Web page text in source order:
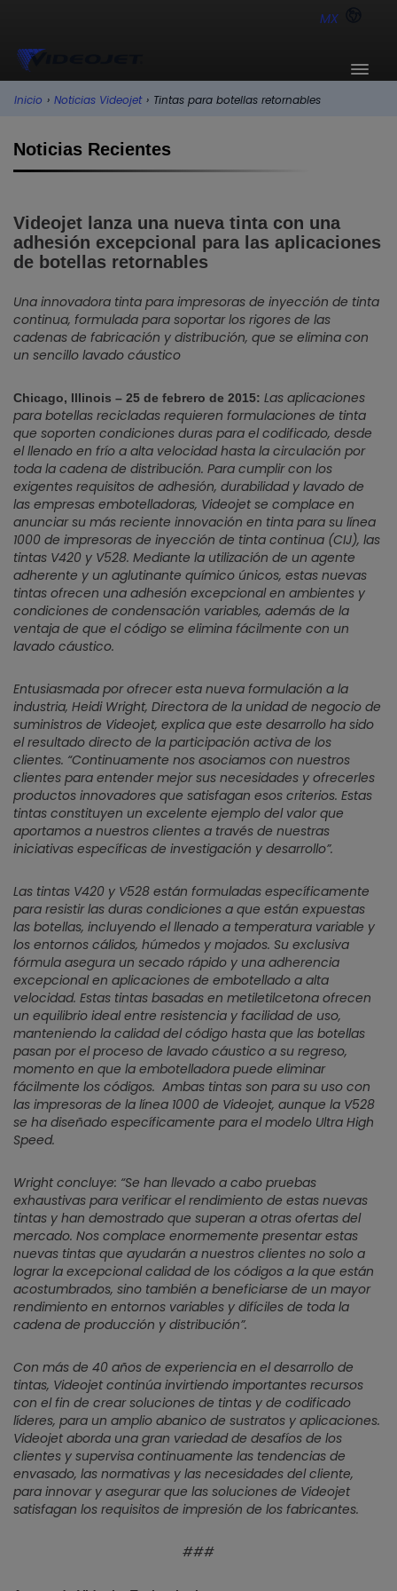
MX
Inicio › Noticias Videojet › Tintas para botellas retornables
Noticias Recientes
Videojet lanza una nueva tinta con una
adhesión excepcional para las aplicaciones
de botellas retornables
Una innovadora tinta para impresoras de inyección de tinta
continua, formulada para soportar los rigores de las
cadenas de fabricación y distribución, que se elimina con
un sencillo lavado cáustico
Chicago, Illinois – 25 de febrero de 2015: Las aplicaciones
para botellas recicladas requieren formulaciones de tinta
que soporten condiciones duras para el codificado, desde
el llenado en frío a alta velocidad hasta la circulación por
toda la cadena de distribución. Para cumplir con los
exigentes requisitos de adhesión, durabilidad y lavado de
las empresas embotelladoras, Videojet se complace en
anunciar su más reciente innovación en tinta para su línea
1000 de impresoras de inyección de tinta continua (CIJ), las
tintas V420 y V528. Mediante la utilización de un agente
adherente y un aglutinante químico únicos, estas nuevas
tintas ofrecen una adhesión excepcional en ambientes y
condiciones de condensación variables, además de la
ventaja de que el código se elimina fácilmente con un
lavado cáustico.
Entusiasmada por ofrecer esta nueva formulación a la
industria, Heidi Wright, Directora de la unidad de negocio de
suministros de Videojet, explica que este desarrollo ha sido
el resultado directo de la participación activa de los
clientes. “Continuamente nos asociamos con nuestros
clientes para entender mejor sus necesidades y ofrecerles
productos innovadores que satisfagan esos criterios. Estas
tintas constituyen un excelente ejemplo del valor que
aportamos a nuestros clientes a través de nuestras
iniciativas específicas de investigación y desarrollo”.
Las tintas V420 y V528 están formuladas específicamente
para resistir las duras condiciones a que están expuestas
las botellas, incluyendo el llenado a temperatura variable y
los entornos cálidos, húmedos y mojados. Su exclusiva
fórmula asegura un secado rápido y una adherencia
excepcional en aplicaciones de embotellado a alta
velocidad. Estas tintas basadas en metiletilcetona ofrecen
un equilibrio ideal entre resistencia y facilidad de uso,
manteniendo la calidad del código hasta que las botellas
pasan por el proceso de lavado cáustico a su regreso,
momento en que la embotelladora puede eliminar
fácilmente los códigos. Ambas tintas son para su uso con
las impresoras de la línea 1000 de Videojet, aunque la V528
se ha diseñado específicamente para el modelo Ultra High
Speed.
Wright concluye: “Se han llevado a cabo pruebas
exhaustivas para verificar el rendimiento de estas nuevas
tintas y han demostrado que superan a otras ofertas del
mercado. Nos complace enormemente presentar estas
nuevas tintas que ayudarán a nuestros clientes no solo a
lograr la excepcional calidad de los códigos a la que están
acostumbrados, sino también a beneficiarse de un mayor
rendimiento en entornos variables y difíciles de toda la
cadena de producción y distribución”.
Con más de 40 años de experiencia en el desarrollo de
tintas, Videojet continúa invirtiendo importantes recursos
con el fin de crear soluciones de tintas y de codificado
líderes, para un amplio abanico de sustratos y aplicaciones.
Videojet aborda una gran variedad de desafíos de los
clientes y supervisa continuamente las tendencias de
envasado, las normativas y las necesidades del cliente,
para innovar y asegurar que las soluciones de Videojet
satisfagan los requisitos de impresión de los fabricantes.
###